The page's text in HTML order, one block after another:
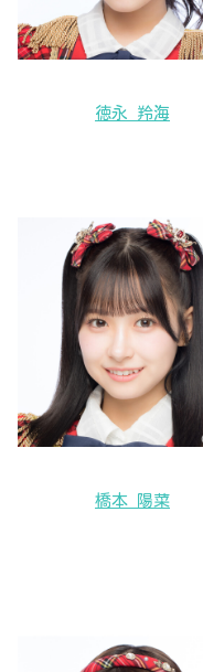
徳永 羚海
橋本 陽菜